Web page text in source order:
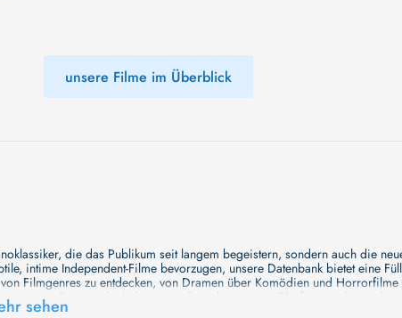
unsere Filme im Überblick
die das Publikum seit langem begeistern, sondern auch die
intime Independent-Filme bevorzugen, unsere Datenbank bietet eine
Filmgenres zu entdecken, von Dramen über Komödien und
mit Form und Inhalt. Wir wollen, dass unsere Plattform mehr ist als
unabhängigen Kinos zu zeigen, die von den Mainstream-Medien oft
sehen